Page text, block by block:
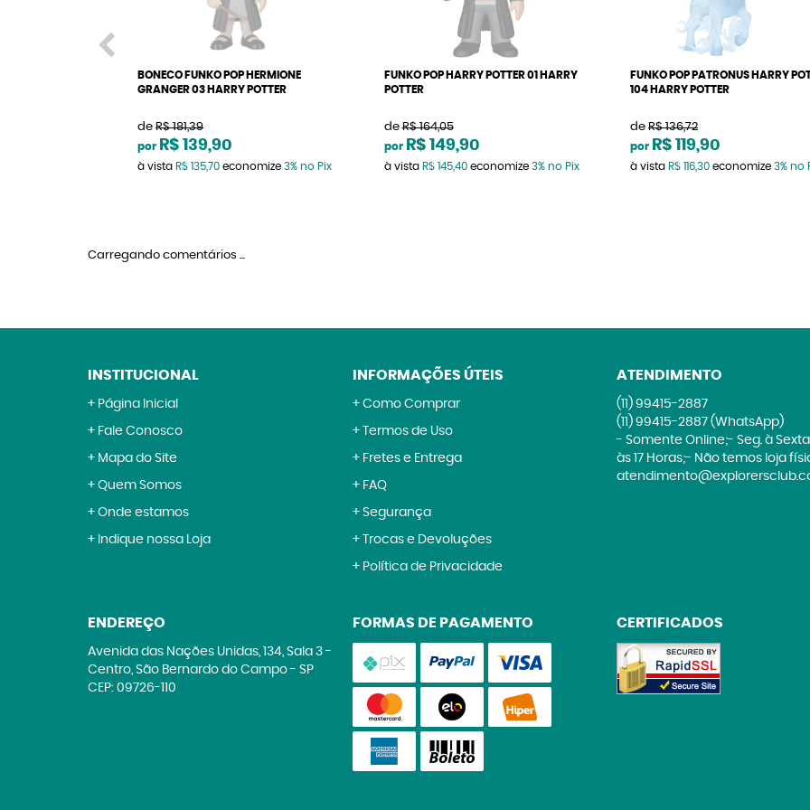
BONECO FUNKO POP HERMIONE
GRANGER 03 HARRY POTTER
de R$ 181,39
por R$ 139,90
à vista R$ 135,70 economize 3% no Pix
FUNKO POP HARRY POTTER 01 HARRY
POTTER
de R$ 164,05
por R$ 149,90
à vista R$ 145,40economize 3% no Pix
FUNKO POP PATRONUS HARRY
104 HARRY POTTER
de R$ 136,72
por R$ 119,90
à vista R$ 116,30 economize 3% no
Carregando comentários ...
INSTITUCIONAL
Página Inicial
Fale Conosco
Mapa do Site
Quem Somos
Onde estamos
Indique nossa Loja
INFORMAÇÕES ÚTEIS
Como Comprar
Termos de Uso
Fretes e Entrega
FAQ
Segurança
Trocas e Devoluções
Política de Privacidade
ATENDIMENTO
(11) 99415-2887
(11) 99415-2887 (WhatsApp)
- Somente Online;- Seg. à Sexta
às 17 Horas;- Não temos loja
ENDEREÇO
Avenida das Nações Unidas, 134, Sala 3-
Centro, São Bernardo do Campo- SP
CEP: 09726-110
FORMAS DE PAGAMENTO CERTIFICADOS